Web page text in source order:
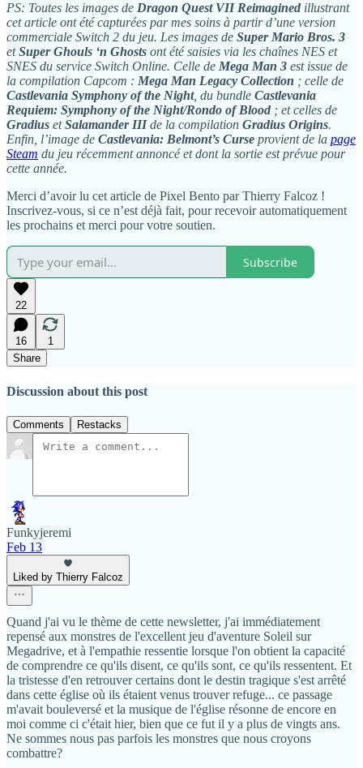
PS: Toutes les images de Dragon Quest VII Reimagined illustrant
cet article ont été capturées par mes soins à partir d’une version
commerciale Switch 2 du jeu. Les images de Super Mario Bros. 3
etSuper Ghouls ‘n Ghosts ont été saisies via les chaînes NES et
SNES du service Switch Online. Celle de Mega Man 3 est issue de
la compilation Capcom : Mega Man Legacy Collection ; celle de
Castlevania Symphony of the Night, du bundle Castlevania
Requiem: Symphony of the Night/Rondo of Blood ; et celles de
Gradius etSalamander IIIde la compilation Gradius Origins.
Enfin, l’image de Castlevania: Belmont’s Curse provient de la page
Steam du jeu récemment annoncé et dont la sortie est prévue pour
cette année.
Merci d’avoir lu cet article de Pixel Bento par Thierry Falcoz !
Inscrivez-vous, si ce n’est déjà fait, pour recevoir automatiquement
les prochains et merci pour votre soutien.
Subscribe
22
16
1
Share
Discussion about this post
Comments Restacks
Funkyjeremi
Feb 13
Liked by Thierry Falcoz
Quand j'ai vu le thème de cette newsletter, j'ai immédiatement
repensé aux monstres de l'excellent jeu d'aventure Soleil sur
Megadrive, et à l'empathie ressentie lorsque l'on obtient la capacité
de comprendre ce qu'ils disent, ce qu'ils sont, ce qu'ils ressentent. Et
la tristesse d'en retrouver certains dont le destin tragique s'est arrêté
dans cette église où ils étaient venus trouver refuge... ce passage
m'avait bouleversé et la musique de l'église résonne de encore en
moi comme ci c'était hier, bien que ce fut il y a plus de vingts ans.
Ne sommes nous pas parfois les monstres que nous croyons
combattre?